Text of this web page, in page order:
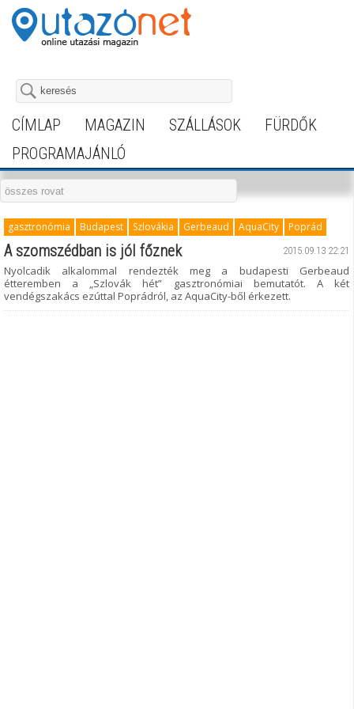
CÍMLAP MAGAZIN SZÁLLÁSOK
FÜRDŐK
PROGRAMAJÁNLÓ
gasztronómia Budapest Szlovákia Gerbeaud AquaCity Poprád
2015.09.13 22:21
A szomszédban is jól főznek
Nyolcadik alkalommal rendezték meg a budapesti Gerbeaud
étteremben a „Szlovák hét” gasztronómiai bemutatót. A két
vendégszakács ezúttal Poprádról, az AquaCity-ből érkezett.